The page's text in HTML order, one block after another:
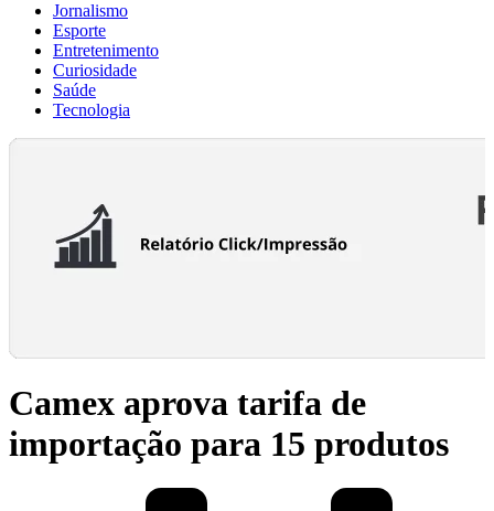
Jornalismo
Esporte
Entretenimento
Curiosidade
Saúde
Tecnologia
Camex aprova tarifa de
importação para 15 produtos